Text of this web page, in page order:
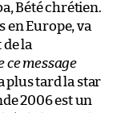
Bété chrétien.
en Europe, va
la
ce message
plus tard la star
2006 est un